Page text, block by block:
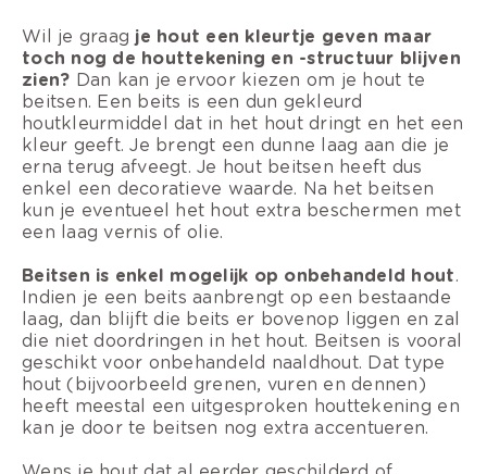
Wil je graag je hout een kleurtje geven maar
toch nog de houttekening en -structuur blijven
zien? Dan kan je ervoor kiezen om je hout te
beitsen. Een beits is een dun gekleurd
houtkleurmiddel dat in het hout dringt en het een
kleur geeft. Je brengt een dunne laag aan die je
erna terug afveegt. Je hout beitsen heeft dus
enkel een decoratieve waarde. Na het beitsen
kun je eventueel het hout extra beschermen met
een laag vernis of olie.
Beitsen is enkel mogelijk op onbehandeld hout.
Indien je een beits aanbrengt op een bestaande
laag, dan blijft die beits er bovenop liggen en zal
die niet doordringen in het hout. Beitsen is vooral
geschikt voor onbehandeld naaldhout. Dat type
hout (bijvoorbeeld grenen, vuren en dennen)
heeft meestal een uitgesproken houttekening en
kan je door te beitsen nog extra accentueren.